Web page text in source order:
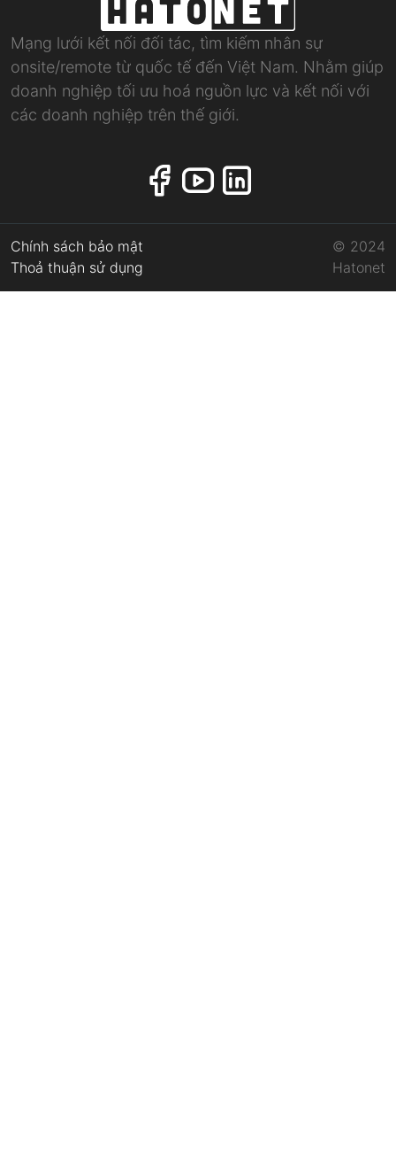
Mạng lưới kết nối đối tác, tìm kiếm nhân sự
onsite/remote từ quốc tế đến Việt Nam. Nhằm giúp
doanh nghiệp tối ưu hoá nguồn lực và kết nối với
các doanh nghiệp trên thế giới.
Chính sách bảo mật
Thoả thuận sử dụng
© 2024
Hatonet